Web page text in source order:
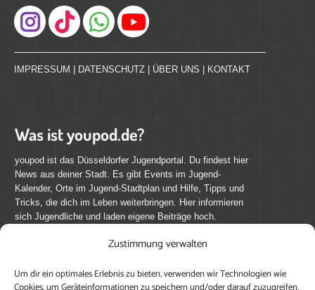
Zustimmung verwalten
Um dir ein optimales Erlebnis zu bieten, verwenden wir Technologien wie
Instagram
IMPRESSUM DATENSCHUTZ ÜBER UNS KONTAKT
Was ist youpod.de?
youpod ist das Düsseldorfer Jugendportal. Du findest hier
News aus deiner Stadt. Es gibt Events im Jugend-
Kalender, Orte im Jugend-Stadtplan und Hilfe, Tipps und
Tricks, die dich im Leben weiterbringen. Hier informieren
sich Jugendliche und laden eigene Beiträge hoch.
Mach mit bei youpod.de!
youpod.de lebt von Menschen wie dir. Sammel